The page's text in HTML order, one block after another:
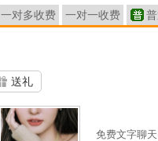
一对多收费 一对一收费
送礼
免费文字聊